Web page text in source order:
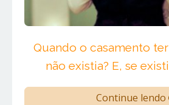
Quando o casamento
não existia? E, se
Continue lendo